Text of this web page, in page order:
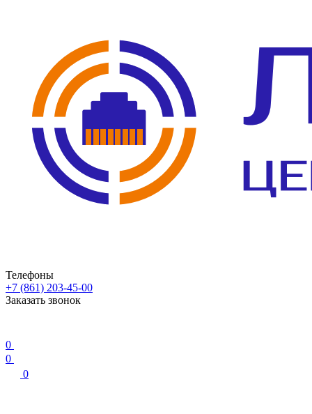
Телефоны
+7 (861) 203-45-00
Заказать звонок
0
0
0